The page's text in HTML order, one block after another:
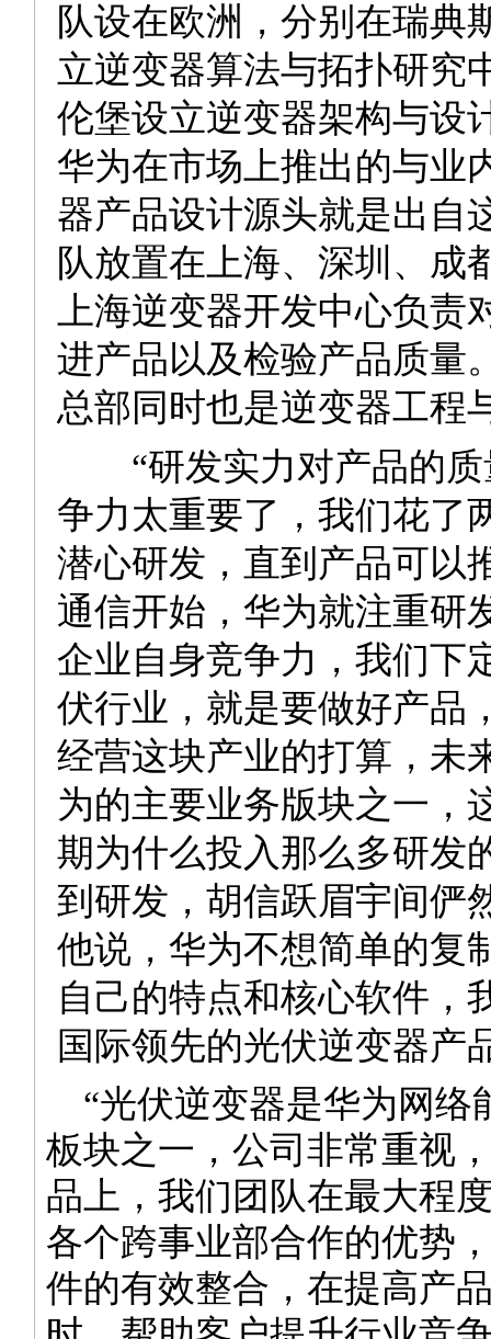
队设在欧洲，分别在瑞典
立逆变器算法与拓扑研究
伦堡设立逆变器架构与设
华为在市场上推出的与业
器产品设计源头就是出自
队放置在上海、深圳、成
上海逆变器开发中心负责
进产品以及检验产品质量
总部同时也是逆变器工程
“研发实力对产品的质
争力太重要了，我们花了
潜心研发，直到产品可以
通信开始，华为就注重研
企业自身竞争力，我们下
伏行业，就是要做好产品
经营这块产业的打算，未
为的主要业务版块之一，
期为什么投入那么多研发
到研发，胡信跃眉宇间俨
他说，华为不想简单的复
自己的特点和核心软件，
国际领先的光伏逆变器产
“光伏逆变器是华为网络
板块之一，公司非常重视
品上，我们团队在最大程
各个跨事业部合作的优势
件的有效整合，在提高产